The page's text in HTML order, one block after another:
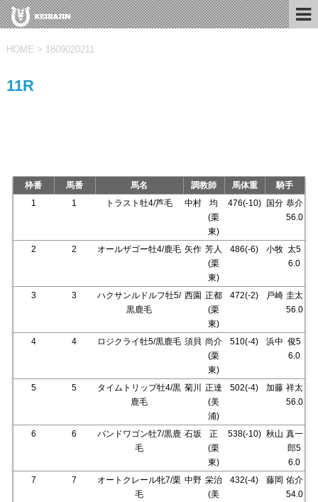
HOME > 1809020211
11R
枠番 馬番 馬名 調教師 馬体重
騎手
1
1 トラスト牡4/芦毛 中村
均
(栗
東)
476(-10) 国分 恭介
56.0
2 2 オールザゴー牡4/鹿毛 矢作 芳人
(栗
東)
486(-6) 小牧 太5
6.0
3 3
ハクサンルドルフ牡5/
黒鹿毛
西園 正都
(栗
東)
472(-2) 戸崎 圭太
56.0
4 4 ロジクライ牡5/黒鹿毛 須貝 尚介
(栗
東)
510(-4) 浜中 俊5
6.0
5 5
タイムトリップ牡4/黒
鹿毛
菊川
正達
(美
浦)
502(-4) 加藤 祥太
56.0
6 6
バンドワゴン牡7/黒鹿
毛
石坂
正
(栗
東)
538(-10) 秋山 真一
郎5
6.0
7
7
オートクレール牝7/栗
毛
中野 栄治
(美
432(-4) 藤岡 佑介
54.0